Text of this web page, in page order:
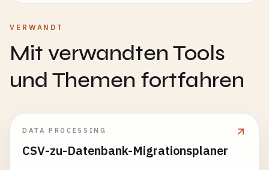
VERWANDT
Mit verwandten Tools
und Themen fortfahren
DATA PROCESSING
CSV-zu-Datenbank-Migrationsplaner